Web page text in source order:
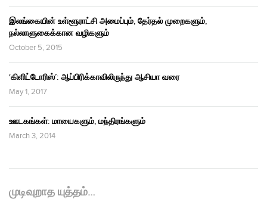
இலங்கையின் உள்ளூராட்சி அமைப்பும், தேர்தல் முறைகளும்,
நல்லாளுகைக்கான வழிகளும்
October 5, 2015
‘கிளிட்டோரிஸ்’: ஆப்பிரிக்காவிலிருந்து ஆசியா வரை
May 1, 2017
ஊடகங்கள்: மாயைகளும், மந்திரங்களும்
March 3, 2014
முடிவுறாத யுத்தம்…